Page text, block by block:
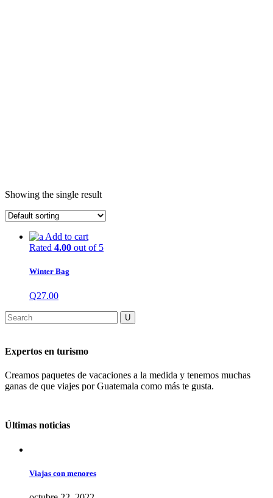
Showing the single result
Add to cart
Rated 4.00 out of 5
Winter Bag
Q27.00
Expertos en turismo
Creamos paquetes de vacaciones a la medida y tenemos muchas
ganas de que viajes por Guatemala como más te gusta.
Últimas noticias
Viajas con menores